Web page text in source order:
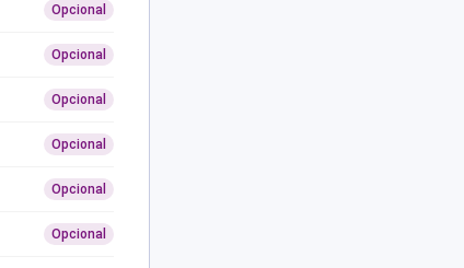
Opcional
Opcional
Opcional
Opcional
Opcional
Opcional